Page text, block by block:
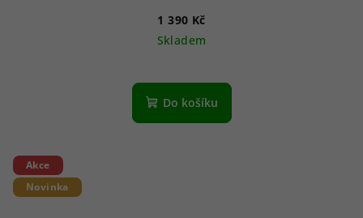
1 390 Kč
Skladem
Do košíku
Akce
Novinka